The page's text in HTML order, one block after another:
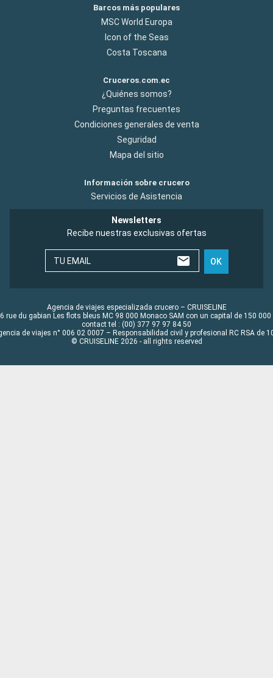
Barcos más populares
MSC World Europa
Icon of the Seas
Costa Toscana
Cruceros.com.ec
¿Quiénes somos?
Preguntas frecuentes
Condiciones generales de venta
Seguridad
Mapa del sitio
Información sobre crucero
Servicios de Asistencia
Newsletters
Recibe nuestras exclusivas ofertas
TU EMAIL OK
Agencia de viajes especializada crucero – CRUISELINE
rue du gabian Les flots bleus MC 98 000 Monaco SAM con un capital de 150 000
contact tel : (00) 377 97 97 84 50
de viajes n° 006 02 0007 – Responsabilidad civil y profesional RC RSA de
© CRUISELINE 2026 - all rights reserved